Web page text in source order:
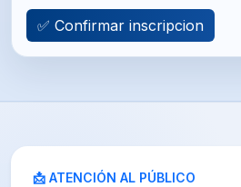
✅ Confirmar inscripcion
📩 ATENCIÓN AL PÚBLICO